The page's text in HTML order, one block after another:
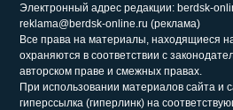
Электронный адрес редакции: berdsk-
reklama@berdsk-online.ru (реклама)
Все права на материалы, находящиеся
охраняются в соответствии с
авторском праве и смежных правах.
При использовании материалов сайта и
гиперссылка (гиперлинк) на